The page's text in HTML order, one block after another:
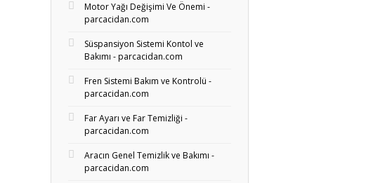
Motor Yağı Değişimi Ve Önemi -
parcacidan.com
Süspansiyon Sistemi Kontol ve
Bakımı - parcacidan.com
Fren Sistemi Bakım ve Kontrolü -
parcacidan.com
Far Ayarı ve Far Temizliği -
parcacidan.com
Aracın Genel Temizlik ve Bakımı -
parcacidan.com